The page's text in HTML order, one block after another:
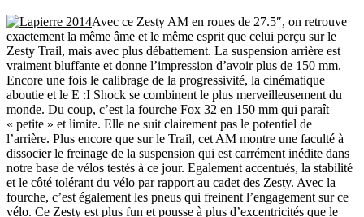
Avec ce Zesty AM en roues de 27.5″, on retrouve
exactement la même âme et le même esprit que celui perçu sur le
Zesty Trail, mais avec plus débattement. La suspension arrière est
vraiment bluffante et donne l’impression d’avoir plus de 150 mm.
Encore une fois le calibrage de la progressivité, la cinématique
aboutie et le E :I Shock se combinent le plus merveilleusement du
monde. Du coup, c’est la fourche Fox 32 en 150 mm qui paraît
« petite » et limite. Elle ne suit clairement pas le potentiel de
l’arrière. Plus encore que sur le Trail, cet AM montre une faculté à
dissocier le freinage de la suspension qui est carrément inédite dans
notre base de vélos testés à ce jour. Egalement accentués, la stabilité
et le côté tolérant du vélo par rapport au cadet des Zesty. Avec la
fourche, c’est également les pneus qui freinent l’engagement sur ce
vélo. Ce Zesty est plus fun et pousse à plus d’excentricités que le